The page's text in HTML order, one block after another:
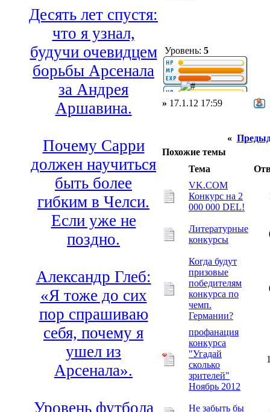
Десять лет спустя:
что я узнал,
будучи очевидцем
борьбы Арсенала
за Андрея
Аршавина.
Почему Сарри
должен научиться
быть более
гибким в Челси.
Если уже не
поздно.
Александр Глеб:
«Я тоже до сих
пор спрашиваю
себя, почему я
ушел из
Арсенала».
Уровень футбола
Уровень: 5
» 17.1.12 17:59
«
Похожие темы
Тема
VK.COM
Конкурс на 2
000 000 DEL!
Литературные
конкурсы
Когда будут
призовые
победителям
конкурса по
чемп.
Германии?
профанация
конкурса
"Угадай
сколько
зрителей"
Ноябрь 2012
Не забыть бы